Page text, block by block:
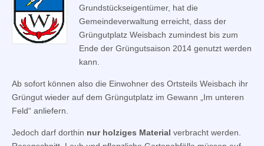
Grundstückseigentümer, hat die
Gemeindeverwaltung erreicht, dass der
Grüngutplatz Weisbach zumindest bis zum
Ende der Grüngutsaison 2014 genutzt werden
kann.
Ab sofort können also die Einwohner des Ortsteils Weisbach ihr
Grüngut wieder auf dem Grüngutplatz im Gewann „Im unteren
Feld“ anliefern.
Jedoch darf dorthin nur holziges Material verbracht werden.